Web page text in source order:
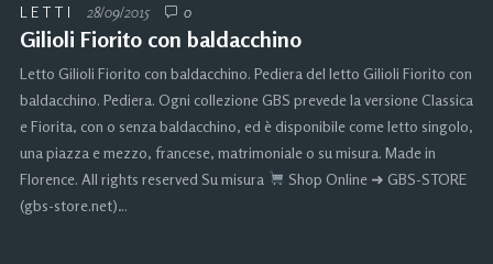
LETTI 28/09/2015 0
Gilioli Fiorito con baldacchino
Letto Gilioli Fiorito con baldacchino. Pediera del letto Gilioli Fiorito con
baldacchino. Pediera. Ogni collezione GBS prevede la versione Classica
e Fiorita, con o senza baldacchino, ed è disponibile come letto singolo,
una piazza e mezzo, francese, matrimoniale o su misura. Made in
Florence. All rights reserved Su misura
Shop Online ➜ GBS-STORE
(gbs-store.net)…